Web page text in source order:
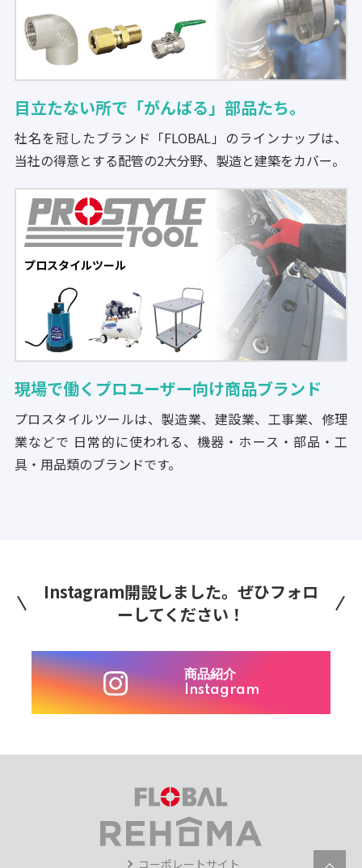
目立たない所で「がんばる」部品たち。
社名を冠したブランド「FLOBAL」のラインナップは、
当社の得意とする配管の2大分野、製造と建築をカバー。
プロスタイルツール
現場で働くプロユーザー向け商品ブランド
プロスタイルツールは、製造業、建設業、工事業、修理
業などで 日常的に使われる、機器・ホース・部品・工
具・用品類のブランドです。
Instagram開設しました。ぜひフォロ
ーしてください！
商品紹介
Instagram
コーポレートサイト